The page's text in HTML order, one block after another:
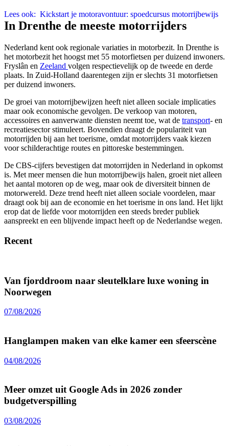
Lees ook: Kickstart je motoravontuur: spoedcursus motorrijbewijs
In Drenthe de meeste motorrijders
Nederland kent ook regionale variaties in motorbezit. In Drenthe is
het motorbezit het hoogst met 55 motorfietsen per duizend inwoners.
Fryslân en Zeeland volgen respectievelijk op de tweede en derde
plaats. In Zuid-Holland daarentegen zijn er slechts 31 motorfietsen
per duizend inwoners.
De groei van motorrijbewijzen heeft niet alleen sociale implicaties
maar ook economische gevolgen. De verkoop van motoren,
accessoires en aanverwante diensten neemt toe, wat de transport- en
recreatiesector stimuleert. Bovendien draagt de populariteit van
motorrijden bij aan het toerisme, omdat motorrijders vaak kiezen
voor schilderachtige routes en pittoreske bestemmingen.
De CBS-cijfers bevestigen dat motorrijden in Nederland in opkomst
is. Met meer mensen die hun motorrijbewijs halen, groeit niet alleen
het aantal motoren op de weg, maar ook de diversiteit binnen de
motorwereld. Deze trend heeft niet alleen sociale voordelen, maar
draagt ook bij aan de economie en het toerisme in ons land. Het lijkt
erop dat de liefde voor motorrijden een steeds breder publiek
aanspreekt en een blijvende impact heeft op de Nederlandse wegen.
Recent
Van fjorddroom naar sleutelklare luxe woning in
Noorwegen
07/08/2026
Hanglampen maken van elke kamer een sfeerscène
04/08/2026
Meer omzet uit Google Ads in 2026 zonder
budgetverspilling
03/08/2026